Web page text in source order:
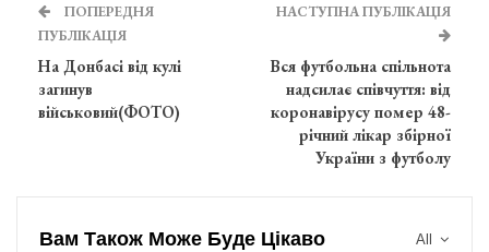
ПОПЕРЕДНЯ
ПУБЛІКАЦІЯ
На Донбасі від кулі
загинув
військовий(ФОТО)
НАСТУПНА ПУБЛІКАЦІЯ
Вся футбольна спільнота
надсилає співчуття: від
коронавірусу помер 48-
річний лікар збірної
України з футболу
All
Вам Також Може Буде Цікаво